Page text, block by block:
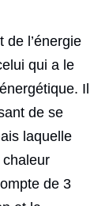
de l’énergie
qui a le
Il
de se
laquelle
de 3